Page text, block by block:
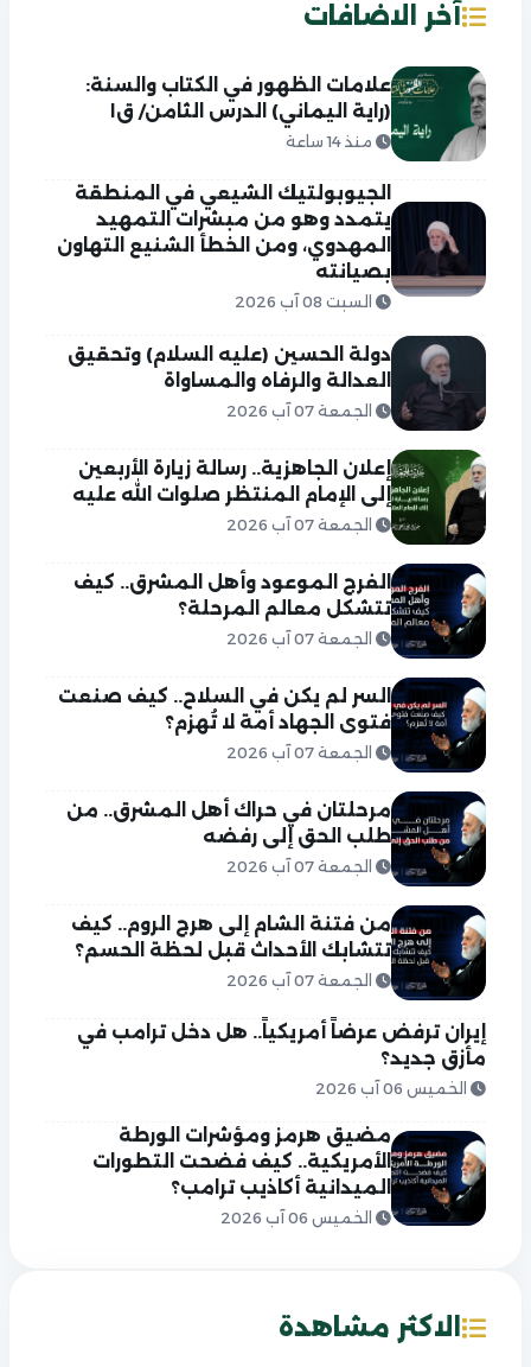
آخر الاضافات
علامات الظهور في الكتاب والسنة:
(راية اليماني) الدرس الثامن/ ق١
منذ 14 ساعة
الجيوبولتيك الشيعي في المنطقة
يتمدد وهو من مبشرات التمهيد
المهدوي، ومن الخطأ الشنيع التهاون
بصيانته
السبت 08 آب 2026
دولة الحسين (عليه السلام) وتحقيق
العدالة والرفاه والمساواة
الجمعة 07 آب 2026
إعلان الجاهزية.. رسالة زيارة الأربعين
إلى الإمام المنتظر صلوات الله عليه
الجمعة 07 آب 2026
الفرج الموعود وأهل المشرق.. كيف
تتشكل معالم المرحلة؟
الجمعة 07 آب 2026
السر لم يكن في السلاح.. كيف صنعت
فتوى الجهاد أمة لا تُهزم؟
الجمعة 07 آب 2026
مرحلتان في حراك أهل المشرق.. من
طلب الحق إلى رفضه
الجمعة 07 آب 2026
من فتنة الشام إلى هرج الروم.. كيف
تتشابك الأحداث قبل لحظة الحسم؟
الجمعة 07 آب 2026
إيران ترفض عرضاً أمريكياً.. هل دخل ترامب في
مأزق جديد؟
الخميس 06 آب 2026
مضيق هرمز ومؤشرات الورطة
الأمريكية.. كيف فضحت التطورات
الميدانية أكاذيب ترامب؟
الخميس 06 آب 2026
الاكثر مشاهدة